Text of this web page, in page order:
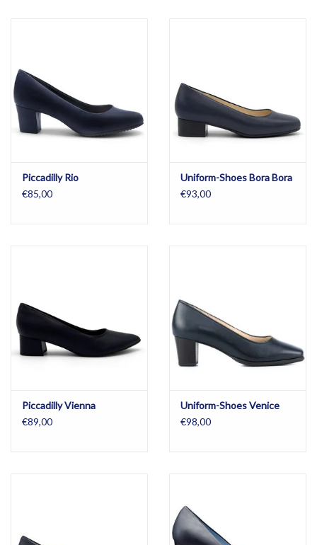
Piccadilly Rio
€85,00
Uniform-Shoes Bora Bora
€93,00
Piccadilly Vienna
€89,00
Uniform-Shoes Venice
€98,00